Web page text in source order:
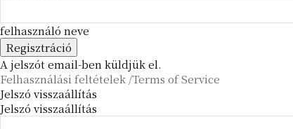
felhasználó neve
A jelszót email-ben küldjük el.
Felhasználási feltételek /Terms of Service
Jelszó visszaállítás
Jelszó visszaállítás